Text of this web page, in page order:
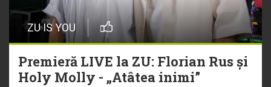
ZU IS YOU
Premieră LIVE la ZU: Florian Rus și
Holy Molly - „Atâtea inimi”